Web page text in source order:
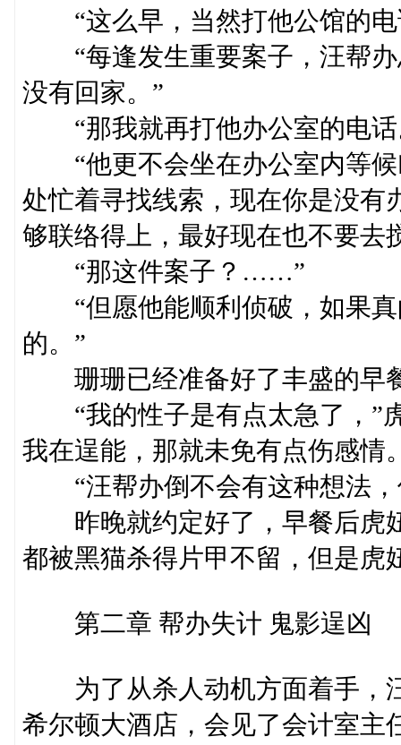
“这么早，当然打他公馆的电
“每逢发生重要案子，汪帮办
没有回家。”
“那我就再打他办公室的电话
“他更不会坐在办公室内等候
处忙着寻找线索，现在你是没有
够联络得上，最好现在也不要去
“那这件案子？……”
“但愿他能顺利侦破，如果真
的。”
珊珊已经准备好了丰盛的早
“我的性子是有点太急了，”
我在逞能，那就未免有点伤感情
“汪帮办倒不会有这种想法，
昨晚就约定好了，早餐后虎
都被黑猫杀得片甲不留，但是虎
第二章 帮办失计 鬼影逞凶
为了从杀人动机方面着手，
希尔顿大酒店，会见了会计室主